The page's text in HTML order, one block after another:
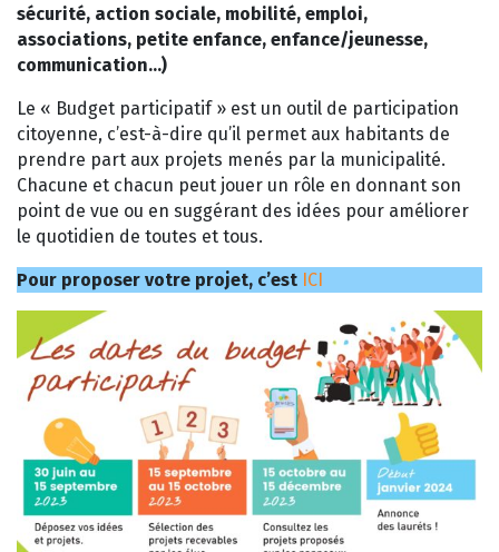
sécurité, action sociale, mobilité, emploi,
associations, petite enfance, enfance/jeunesse,
communication…)
Le « Budget participatif » est un outil de participation
citoyenne, c’est-à-dire qu’il permet aux habitants de
prendre part aux projets menés par la municipalité.
Chacune et chacun peut jouer un rôle en donnant son
point de vue ou en suggérant des idées pour améliorer
le quotidien de toutes et tous.
Pour proposer votre projet, c’est ICI